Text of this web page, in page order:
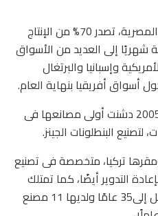
وأشار إلى أن «كيباس تيكستيلز» المصرية، تصدر 70% من الإنتاج
140 ألف قطعة شهريًا إلى العديد من الأسواق
وإسبانيا والبرتغال
أسواق أفريقيا بنهاية العام.
ولفت إلى أن الشركة فى العام 2005 دشنت أولى مصانعها فى
البنطلونات الجينز.
تركيا، متخصصة فى تصنيع
التدوير أيضًا، كما تمتلك
خبرة فى مجال تصنيع الغزول تصل إلى35 عامًا ولديها 11 مصنع